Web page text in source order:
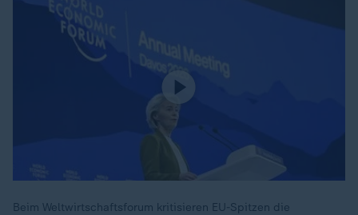
Beim Weltwirtschaftsforum kritisieren EU-Spitzen die